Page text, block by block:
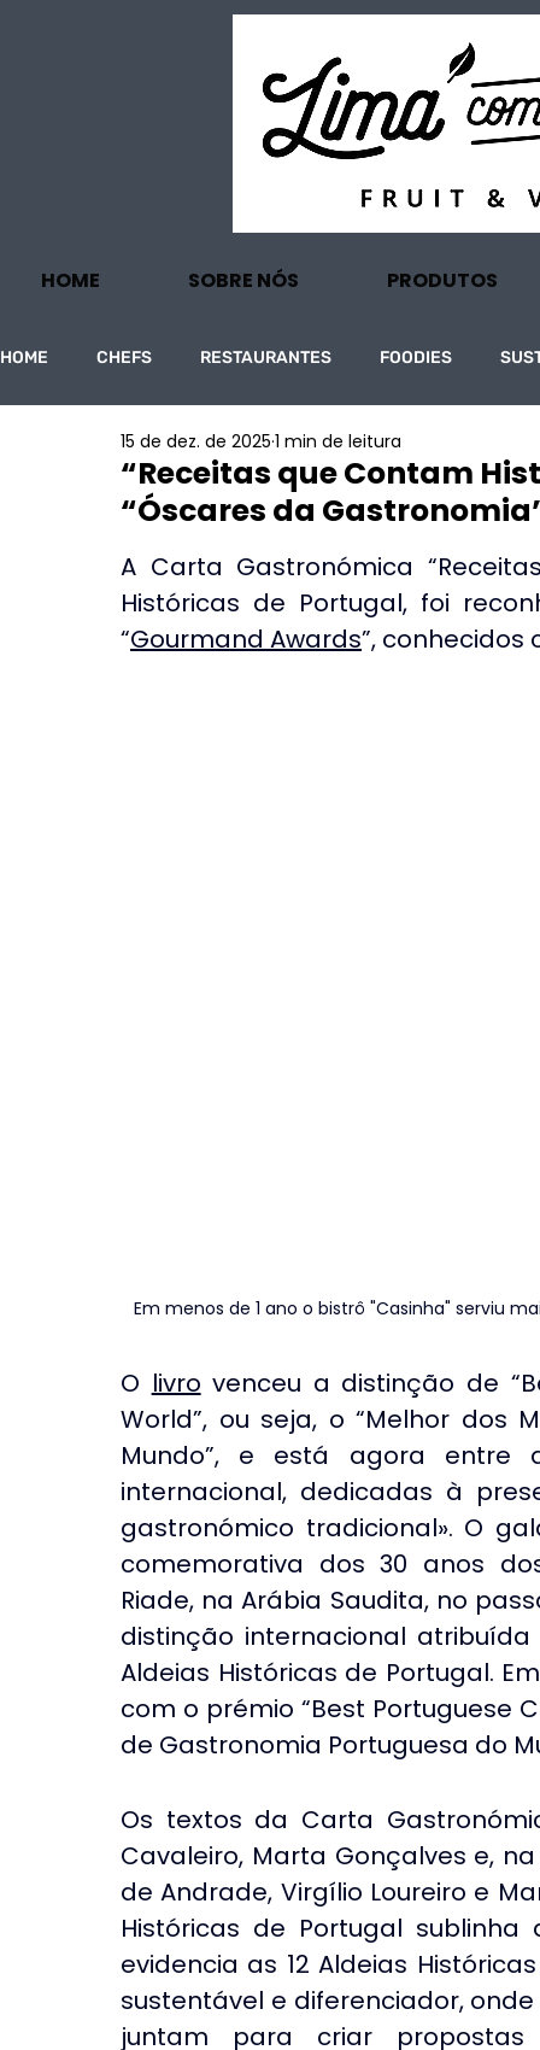
HOME SOBRE NÓS PRODUTOS
HOME CHEFS RESTAURANTES FOODIES
PROJECTOS TURISMO ECONOMIA
“Receitas que Contam
“Óscares da
15 de dez. de 2025 1 min de leitura
A Carta Gastronómica
Históricas de Portugal, foi
“Gourmand Awards”, conhecidos
Em menos de 1 ano o bistrô "Casinha" serviu
O livro venceu a distinção de
World”, ou seja, o “Melhor dos
Mundo”, e está agora entre
internacional, dedicadas à
gastronómico tradicional». O
comemorativa dos 30 anos
Riade, na Arábia Saudita, no
distinção internacional
Aldeias Históricas de Portugal.
com o prémio “Best Portuguese
de Gastronomia Portuguesa do
Os textos da Carta
Cavaleiro, Marta Gonçalves e,
de Andrade, Virgílio Loureiro e
Históricas de Portugal sublinha
evidencia as 12 Aldeias
sustentável e diferenciador,
juntam para criar